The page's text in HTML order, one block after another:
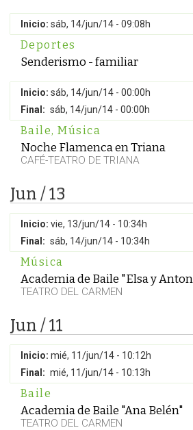
Inicio: sáb, 14/jun/14 - 09:08h
Deportes
Senderismo - familiar
Inicio: sáb, 14/jun/14 - 00:00h
Final: sáb, 14/jun/14 - 00:00h
Baile, Música
Noche Flamenca en Triana
CAFÉ-TEATRO DE TRIANA
Jun / 13
Inicio: vie, 13/jun/14 - 10:34h
Final: sáb, 14/jun/14 - 10:34h
Música
Academia de Baile "Elsa y
TEATRO DEL CARMEN
Jun / 11
Inicio: mié, 11/jun/14 - 10:12h
Final: mié, 11/jun/14 - 10:13h
Baile
Academia de Baile "Ana Belén"
TEATRO DEL CARMEN